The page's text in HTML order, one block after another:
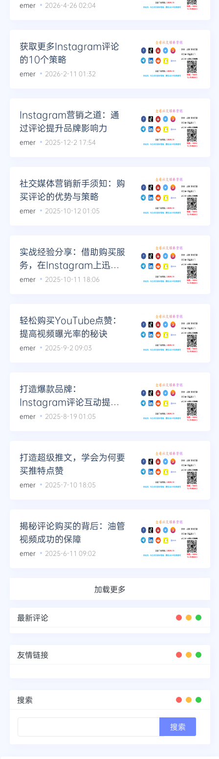
emer 2026-4-26 02:04
获取更多Instagram评论
的10个策略
emer 2026-2-11 01:32
Instagram营销之道：通
过评论提升品牌影响力
emer 2025-12-2 17:54
社交媒体营销新手须知：购
买评论的优势与策略
emer 2025-10-12 01:05
实战经验分享：借助购买服
务，在Instagram上迅速
积累评论与信任
emer 2025-10-11 18:06
轻松购买YouTube点赞：
提高视频曝光率的秘诀
emer 2025-9-2 09:03
打造爆款品牌：
Instagram评论互动提升
策略详解
emer 2025-8-19 01:05
打造超级推文，学会为何要
买推特点赞
emer 2025-7-10 18:05
揭秘评论购买的背后：油管
视频成功的保障
emer 2025-6-11 09:02
加载更多
最新评论
友情链接
搜索